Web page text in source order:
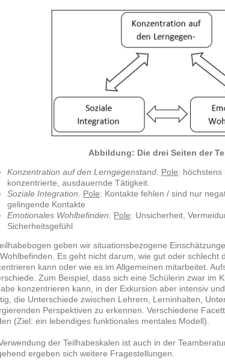
Abbildung: Die drei Seiten der
Konzentration auf den Lerngegenstand. Pole:
konzentrierte, ausdauernde Tätigkeit.
Soziale Integration. Pole: Kontakte fehlen / sind nur
gelingende Kontakte
Emotionales Wohlbefinden. Pole: Unsicherheit,
Sicherheitsgefühl
geben wir situationsbezogene
Es geht nicht darum, wie gut oder schlecht
kann oder wie es im Allgemeinen mitarbeitet.
Zum Beispiel, dass sich eine Schülerin zwar im
konzentrieren kann, in der Exkursion aber intensiv
die Unterschiede zwischen Lehrern, Lerninhalten,
Perspektiven zu erkennen. Verschiedene
(Ziel: ein lebendiges funktionales mentales Modell).
der Teilhabeskalen ist auch in der
ergeben sich weitere Fragestellungen.